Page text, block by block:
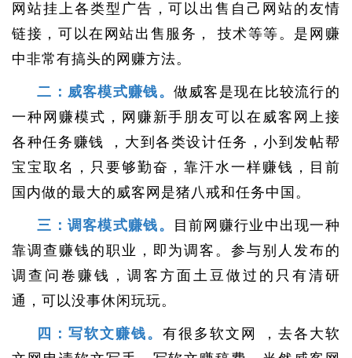
网站挂上各类型广告，可以出售自己网站的友情
链接，可以在网站出售服务， 技术等等。是网赚
中非常有搞头的网赚方法。
二：威客模式赚钱。 做威客是现在比较流行的
一种网赚模式，网赚新手朋友可以在威客网上接
各种任务赚钱 ，大到各类设计任务，小到发帖帮
宝宝取名，只要够勤奋，靠汗水一样赚钱，目前
国内做的最大的威客网是猪八戒和任务中国。
三：调客模式赚钱。
目前网赚行业中出现一种
靠调查赚钱的职业，即为调客。参与别人发布的
调查问卷赚钱，调客方面土豆做过的只有清研
通，可以没事休闲玩玩。
四：写软文赚钱。有很多软文网 ，去各大软